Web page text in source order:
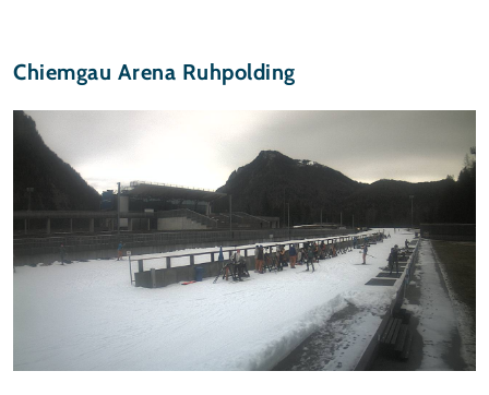
Chiemgau Arena Ruhpolding